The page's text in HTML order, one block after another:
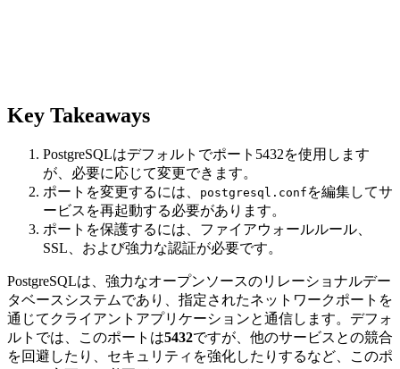
Key Takeaways
PostgreSQLはデフォルトでポート5432を使用します
が、必要に応じて変更できます。
ポートを変更するには、
postgresql.conf を編集してサ
ービスを再起動する必要があります。
ポートを保護するには、ファイアウォールルール、
SSL、および強力な認証が必要です。
PostgreSQLは、強力なオープンソースのリレーショナルデー
タベースシステムであり、指定されたネットワークポートを
通じてクライアントアプリケーションと通信します。デフォ
ルトでは、このポートは5432ですが、他のサービスとの競合
を回避したり、セキュリティを強化したりするなど、このポ